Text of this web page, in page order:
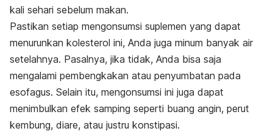
kali sehari sebelum makan.
Pastikan setiap mengonsumsi suplemen yang dapat
menurunkan kolesterol ini, Anda juga minum banyak air
setelahnya. Pasalnya, jika tidak, Anda bisa saja
mengalami pembengkakan atau penyumbatan pada
esofagus. Selain itu, mengonsumsi ini juga dapat
menimbulkan efek samping seperti buang angin, perut
kembung, diare, atau justru konstipasi.